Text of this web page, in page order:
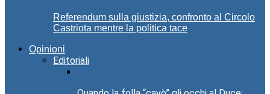
Referendum sulla giustizia, confronto al Circolo
Castriota mentre la politica tace
Opinioni
Editoriali